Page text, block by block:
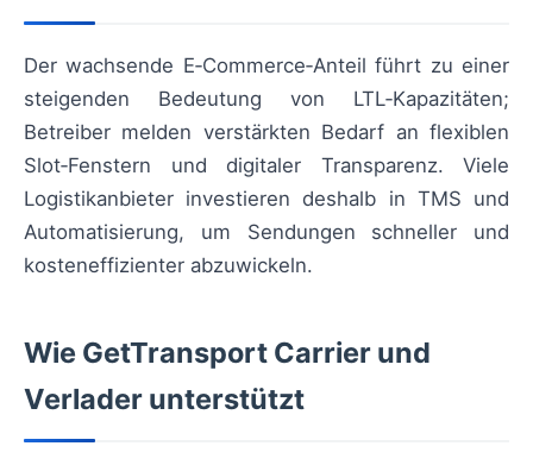
Der wachsende E‑Commerce‑Anteil führt zu einer
steigenden Bedeutung von LTL‑Kapazitäten;
Betreiber melden verstärkten Bedarf an flexiblen
Slot‑Fenstern und digitaler Transparenz. Viele
Logistikanbieter investieren deshalb in TMS und
Automatisierung, um Sendungen schneller und
kosteneffizienter abzuwickeln.
Wie GetTransport Carrier und
Verlader unterstützt